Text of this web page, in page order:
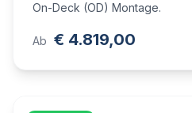
On-Deck (OD) Montage.
Ab € 4.819,00